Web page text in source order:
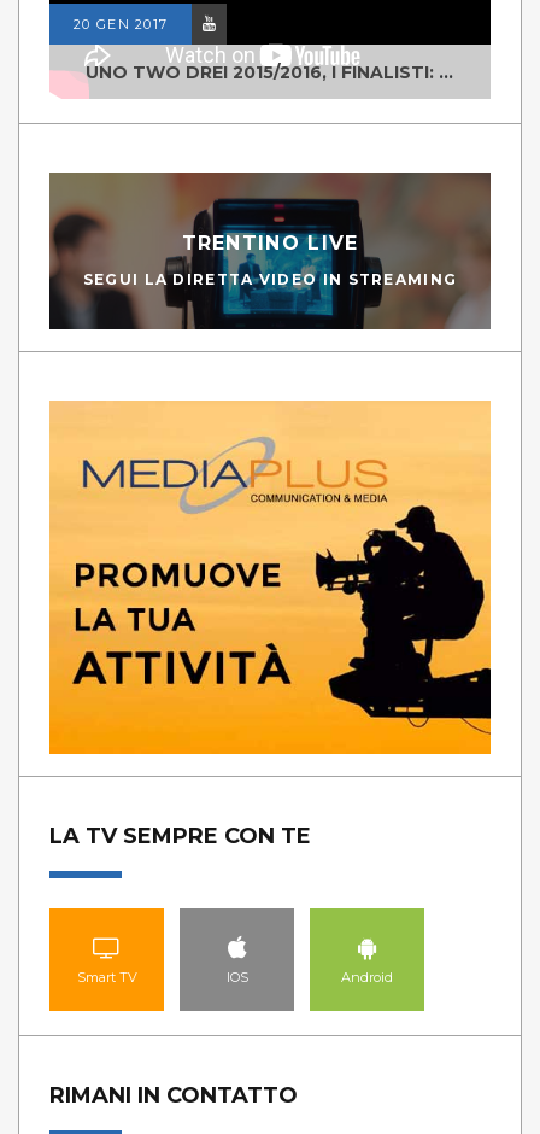
20 GEN 2017
UNO TWO DREI 2015/2016, I FINALISTI: CLASSE IV ALS ISTITUTO "DEGASPERI" BORGO VALSUGANA
TRENTINO LIVE
SEGUI LA DIRETTA VIDEO IN STREAMING
LA TV SEMPRE CON TE
Smart TV IOS Android
RIMANI IN CONTATTO